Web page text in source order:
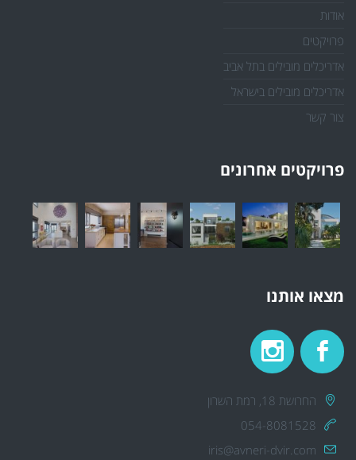
אודות
פרויקטים
אדריכלים מובילים בתל אביב
אדריכלים מובילים בישראל
צור קשר
פרויקטים אחרונים
מצאו אותנו
החרושת 18, רמת השרון
054-8081528
iris@avneri-dvir.com